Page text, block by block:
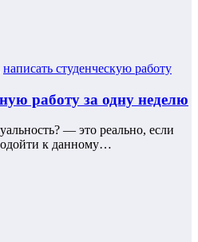
написать студенческую работу
работу за одну неделю
— это реально, если
к данному…